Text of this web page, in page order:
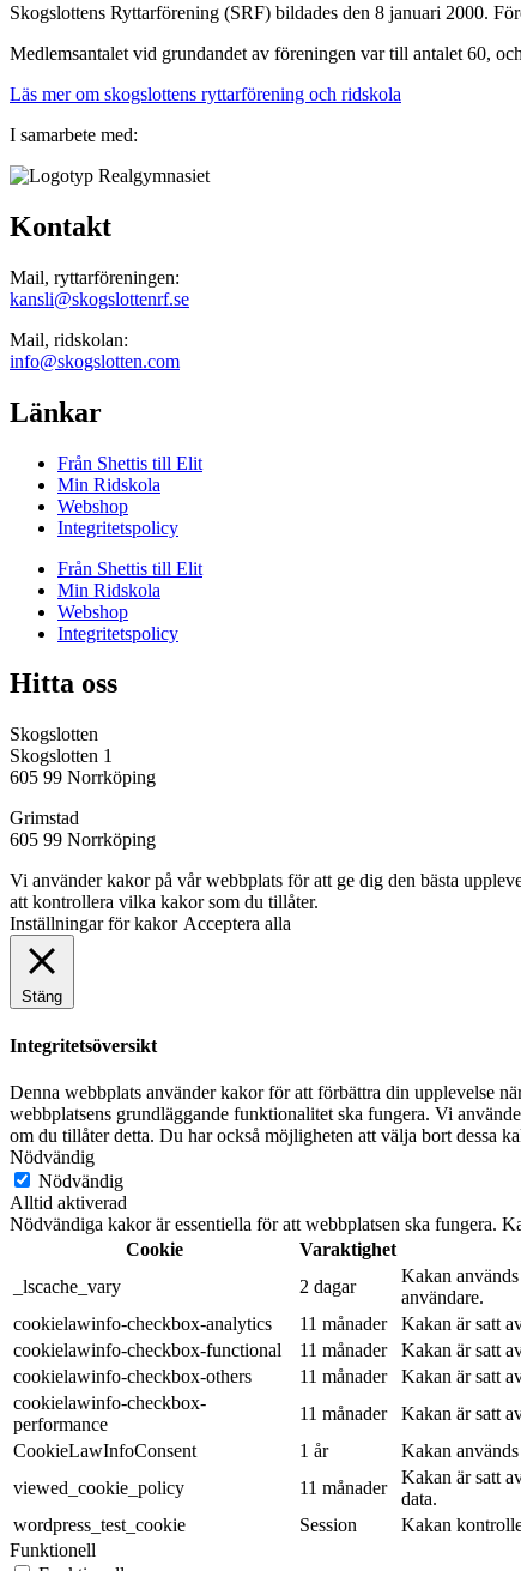
Skogslottens Ryttarförening (SRF) bildades den 8 januari 2000.
Medlemsantalet vid grundandet av föreningen var till antalet 60,
Läs mer om skogslottens ryttarförening och ridskola
I samarbete med:
Kontakt
Mail, ryttarföreningen:
kansli@skogslottenrf.se
Mail, ridskolan:
info@skogslotten.com
Länkar
Från Shettis till Elit
Min Ridskola
Webshop
Integritetspolicy
Från Shettis till Elit
Min Ridskola
Webshop
Integritetspolicy
Hitta oss
Skogslotten
Skogslotten 1
605 99 Norrköping
Grimstad
605 99 Norrköping
Vi använder kakor på vår webbplats för att ge dig den bästa
att kontrollera vilka kakor som du tillåter.
Inställningar för kakor Acceptera alla
Stäng
Integritetsöversikt
Denna webbplats använder kakor för att förbättra din upplevelse
webbplatsens grundläggande funktionalitet ska fungera. Vi
om du tillåter detta. Du har också möjligheten att välja bort dessa
Nödvändig
Nödvändig
Alltid aktiverad
Nödvändiga kakor är essentiella för att webbplatsen ska fungera.
Cookie
Varaktighet
_lscache_vary
2 dagar
Kakan
användare.
cookielawinfo-checkbox-analytics
11 månader
Kakan är satt
cookielawinfo-checkbox-functional
11 månader
Kakan är satt
cookielawinfo-checkbox-others
11 månader
Kakan är satt
cookielawinfo-checkbox-
performance
11 månader
Kakan är satt
CookieLawInfoConsent
1 år
Kakan
viewed_cookie_policy
11 månader
Kakan är satt
data.
wordpress_test_cookie
Session
Kakan
Funktionell